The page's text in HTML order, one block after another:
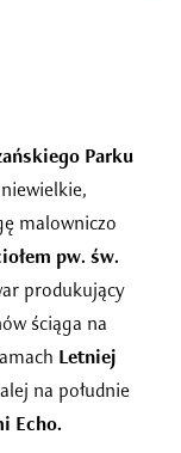
Parku
malowniczo
pw. św.
produkujący
ściąga na
Letniej
na południe
Echo.